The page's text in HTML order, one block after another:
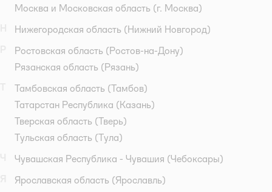
Москва и Московская область (г. Москва)
Нижегородская область (Нижний Новгород)
Ростовская область (Ростов-на-Дону)
Рязанская область (Рязань)
Тамбовская область (Тамбов)
Татарстан Республика (Казань)
Тверская область (Тверь)
Тульская область (Тула)
Чувашская Республика - Чувашия (Чебоксары)
Ярославская область (Ярославль)